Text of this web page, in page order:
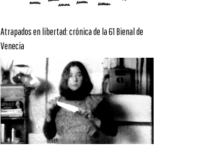
Atrapados en libertad: crónica de la 61 Bienal de
Venecia